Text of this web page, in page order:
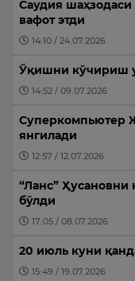
Саудия
вафот этди
14:10 / 24.07.2026
Ўқишни кўчириш
14:52 / 09.07.2026
Суперкомпьютер
янгилади
12:57 / 12.07.2026
“Ланс”
бўлди
17:05 / 08.07.2026
20 июль куни
15:49 / 19.07.2026